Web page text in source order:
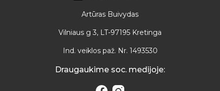
Artūras Buivydas
Vilniaus g 3, LT-97195 Kretinga
Ind. veiklos paž. Nr. 1493530
Draugaukime soc. medijoje: